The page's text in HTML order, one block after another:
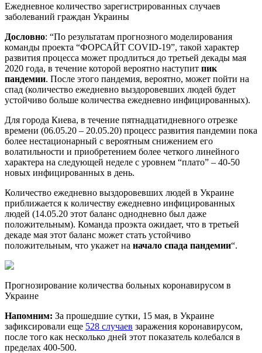
Ежедневное количество зарегистрированных случаев
заболеваний граждан Украины
Дословно: “По результатам прогнозного моделирования
команды проекта “ФОРСАЙТ COVID-19”, такой характер
развития процесса может продлиться до третьей декады мая
2020 года, в течение которой вероятно наступит пик
пандемии. После этого пандемия, вероятно, может пойти на
спад (количество ежедневно выздоровевших людей будет
устойчиво больше количества ежедневно инфицированных).
Для города Киева, в течение пятнадцатидневного отрезке
времени (06.05.20 – 20.05.20) процесс развития пандемии пока
более нестационарный с вероятным снижением его
волатильности и приобретением более четкого линейного
характера на следующей неделе с уровнем “плато” – 40-50
новых инфицированных в день.
Количество ежедневно выздоровевших людей в Украине
приближается к количеству ежедневно инфицированных
людей (14.05.20 этот баланс однодневно был даже
положительным). Команда проэкта ожидает, что в третьей
декаде мая этот баланс может стать устойчиво
положительным, что укажет на начало спада пандемии“.
Прогнозирование количества больных коронавирусом в
Украине
Напомним: За прошедшие сутки, 15 мая, в Украине
зафиксировали еще 528 случаев заражения коронавирусом,
после того как несколько дней этот показатель колебался в
пределах 400-500.